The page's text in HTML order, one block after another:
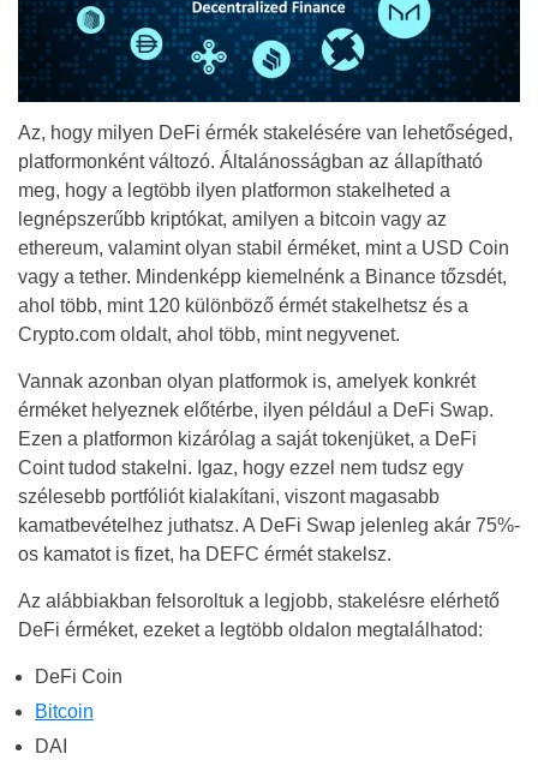
Az, hogy milyen DeFi érmék stakelésére van lehetőséged,
platformonként változó. Általánosságban az állapítható
meg, hogy a legtöbb ilyen platformon stakelheted a
legnépszerűbb kriptókat, amilyen a bitcoin vagy az
ethereum, valamint olyan stabil érméket, mint a USD Coin
vagy a tether. Mindenképp kiemelnénk a Binance tőzsdét,
ahol több, mint 120 különböző érmét stakelhetsz és a
Crypto.com oldalt, ahol több, mint negyvenet.
Vannak azonban olyan platformok is, amelyek konkrét
érméket helyeznek előtérbe, ilyen például a DeFi Swap.
Ezen a platformon kizárólag a saját tokenjüket, a DeFi
Coint tudod stakelni. Igaz, hogy ezzel nem tudsz egy
szélesebb portfóliót kialakítani, viszont magasabb
kamatbevételhez juthatsz. A DeFi Swap jelenleg akár 75%-
os kamatot is fizet, ha DEFC érmét stakelsz.
Az alábbiakban felsoroltuk a legjobb, stakelésre elérhető
DeFi érméket, ezeket a legtöbb oldalon megtalálhatod:
DeFi Coin
Bitcoin
DAI